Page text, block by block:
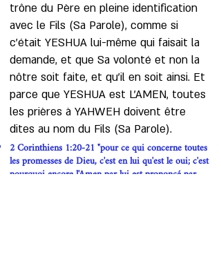
trône du Père en pleine identification
avec le Fils (Sa Parole), comme si
c'était YESHUA lui-même qui faisait la
demande, et que Sa volonté et non la
nôtre soit faite, et qu'il en soit ainsi. Et
parce que YESHUA est L'AMEN, toutes
les prières à YAHWEH doivent être
dites au nom du Fils (Sa Parole).
2 Corinthiens 1:20-21 "pour ce qui concerne toutes
les promesses de Dieu, c'est en lui qu'est le oui; c'est
pourquoi encore l'Amen par lui est prononcé par